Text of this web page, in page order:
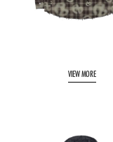
VIEW MORE